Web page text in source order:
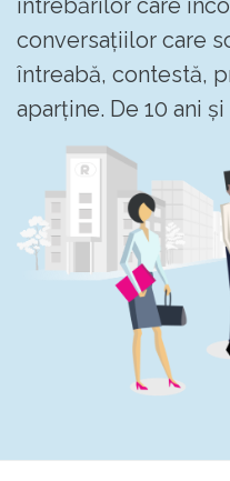
întrebărilor care
conversațiilor care
întreabă, contestă,
aparține. De 10 ani